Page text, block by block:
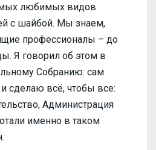
любимых видов
с шайбой. Мы знаем,
профессионалы – до
Я говорил об этом в
Собранию: сам
и сделаю всё, чтобы все:
Администрация
именно в таком